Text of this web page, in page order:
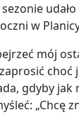
w
mój
gdyby jak
„Chcę